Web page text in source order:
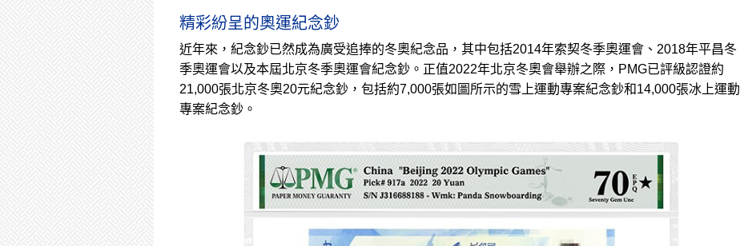
精彩紛呈的奧運紀念鈔
近年來，紀念鈔已然成為廣受追捧的冬奧紀念品，其中包括2014年索契冬季奧運會、2018年平昌冬
季奧運會以及本屆北京冬季奧運會紀念鈔。正值2022年北京冬奧會舉辦之際，PMG已評級認證約
21,000張北京冬奧20元紀念鈔，包括約7,000張如圖所示的雪上運動專案紀念鈔和14,000張冰上運動
專案紀念鈔。